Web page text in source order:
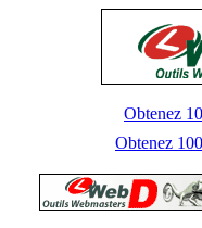
Obtenez
Obtenez